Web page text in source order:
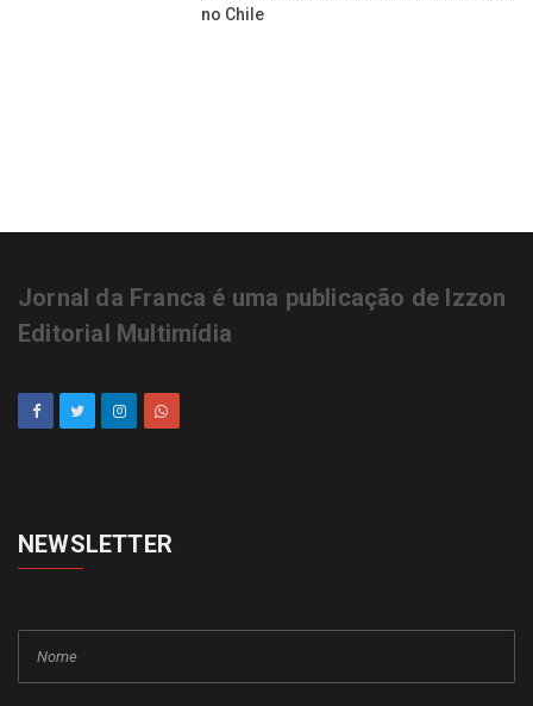
no Chile
Jornal da Franca é uma publicação de Izzon
Editorial Multimídia
NEWSLETTER